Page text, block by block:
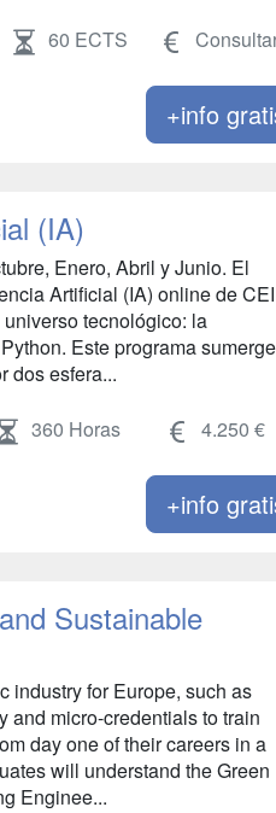
60 ECTS
+info
(IA)
Enero, Abril y Junio. El
Artificial (IA) online de CEI
tecnológico: la
Este programa
dos esfera...
360 Horas 4.250 €
+info
Sustainable
industry for Europe, such as
and micro-credentials to train
day one of their careers in a
will understand the Green
Enginee...